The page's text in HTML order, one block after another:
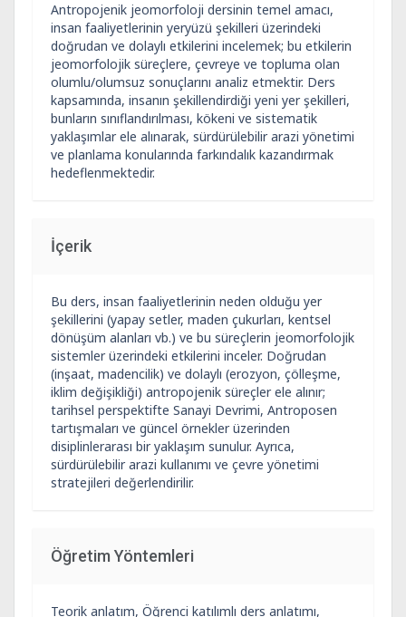
Antropojenik jeomorfoloji dersinin temel amacı,
insan faaliyetlerinin yeryüzü şekilleri üzerindeki
doğrudan ve dolaylı etkilerini incelemek; bu etkilerin
jeomorfolojik süreçlere, çevreye ve topluma olan
olumlu/olumsuz sonuçlarını analiz etmektir. Ders
kapsamında, insanın şekillendirdiği yeni yer şekilleri,
bunların sınıflandırılması, kökeni ve sistematik
yaklaşımlar ele alınarak, sürdürülebilir arazi yönetimi
ve planlama konularında farkındalık kazandırmak
hedeflenmektedir.
İçerik
Bu ders, insan faaliyetlerinin neden olduğu yer
şekillerini (yapay setler, maden çukurları, kentsel
dönüşüm alanları vb.) ve bu süreçlerin jeomorfolojik
sistemler üzerindeki etkilerini inceler. Doğrudan
(inşaat, madencilik) ve dolaylı (erozyon, çölleşme,
iklim değişikliği) antropojenik süreçler ele alınır;
tarihsel perspektifte Sanayi Devrimi, Antroposen
tartışmaları ve güncel örnekler üzerinden
disiplinlerarası bir yaklaşım sunulur. Ayrıca,
sürdürülebilir arazi kullanımı ve çevre yönetimi
stratejileri değerlendirilir.
Öğretim Yöntemleri
Teorik anlatım, Öğrenci katılımlı ders anlatımı,